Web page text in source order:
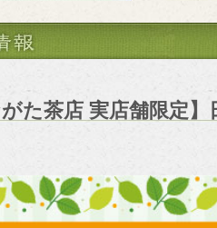
がた茶店 実店舗限定